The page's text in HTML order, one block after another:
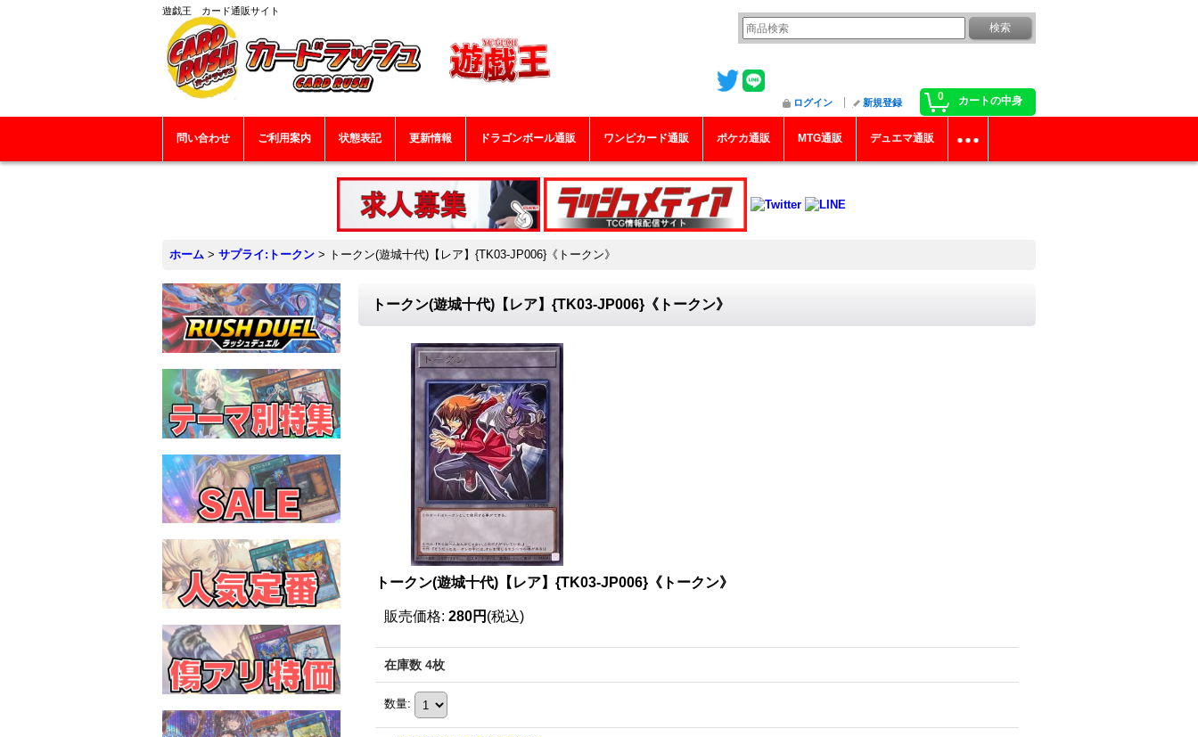
遊戯王 カード通販サイト
0 カートの中身
ログイン 新規登録
問い合わせ ご利用案内 状態表記 更新情報 ドラゴンボール通販 ワンピカード通販 ポケカ通販 MTG通販 デュエマ通販
ホーム > サプライ:トークン > トークン(遊城十代)【レア】{TK03-JP006}《トークン》
トークン(遊城十代)【レア】{TK03-JP006}《トークン》
トークン(遊城十代)【レア】{TK03-JP006}《トークン》
販売価格: 280円 (税込)
在庫数 4枚
数量: